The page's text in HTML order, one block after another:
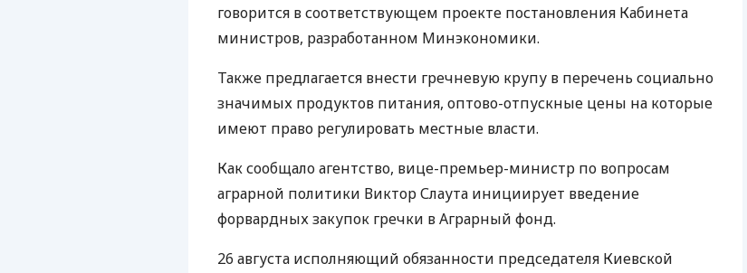
ПУТЕВОДИТЕЛИ ПО
БАНКОВСКИМ КАРТАМ
говорится в соответствующем проекте постановления Кабинета
министров, разработанном Минэкономики.
Также предлагается внести гречневую крупу в перечень социально
значимых продуктов питания, оптово-отпускные цены на которые
имеют право регулировать местные власти.
Как сообщало агентство, вице-премьер-министр по вопросам
аграрной политики Виктор Слаута инициирует введение
форвардных закупок гречки в Аграрный фонд.
26 августа исполняющий обязанности председателя Киевской